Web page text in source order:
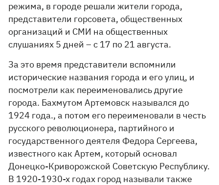
режима, в городе решали жители города,
представители горсовета, общественных
организаций и СМИ на общественных
слушаниях 5 дней – с 17 по 21 августа.
За это время представители вспомнили
исторические названия города и его улиц, и
посмотрели как переименовались другие
города. Бахмутом Артемовск назывался до
1924 года., а потом его переименовали в честь
русского революционера, партийного и
государственного деятеля Федора Сергеева,
известного как Артем, который основал
Донецко-Криворожской Советскую Республику.
В 1920-1930-х годах город называли также